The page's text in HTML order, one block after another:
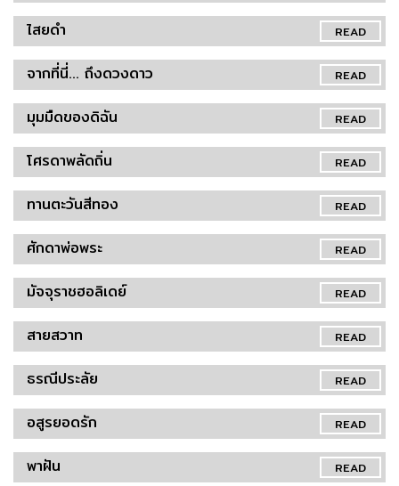
READ
ไสยดำ
READ
จากที่นี่... ถึงดวงดาว
READ
มุมมืดของดิฉัน
READ
โศรดาพลัดถิ่น
READ
ทานตะวันสีทอง
READ
ศักดาพ่อพระ
READ
มัจจุราชฮอลิเดย์
READ
สายสวาท
READ
ธรณีประลัย
READ
อสูรยอดรัก
READ
พาฝัน